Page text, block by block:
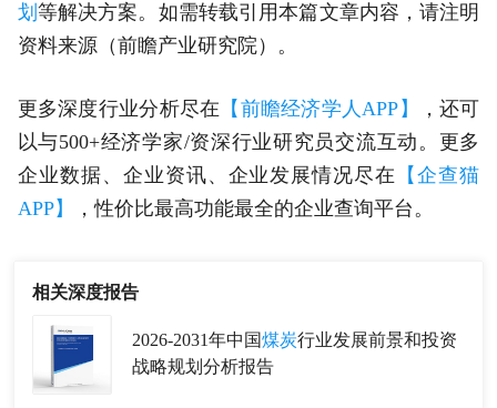
划 等解决方案。如需转载引用本篇文章内容，请注明
资料来源（前瞻产业研究院）。
更多深度行业分析尽在 【前瞻经济学人APP】
，还可
以与500+经济学家/资深行业研究员交流互动。更多
企业数据、企业资讯、企业发展情况尽在
【企查猫
APP】
，性价比最高功能最全的企业查询平台。
相关深度报告
2026-2031年中国煤炭行业发展前景和投资
战略规划分析报告